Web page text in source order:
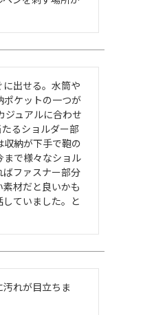
出せる。水筒や
ポケットの一つが
ジュアルに合わせ
るショルダー部
納が下手で鞄の
まで様々なショル
ファスナー部分
材だと良いかも
ていました。と
れが目立ちま